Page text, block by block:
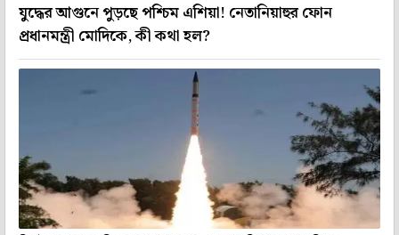
যুদ্ধের আগুনে পুড়ছে পশ্চিম এশিয়া! নেতানিয়াহুর ফোন
প্রধানমন্ত্রী মোদিকে, কী কথা হল?